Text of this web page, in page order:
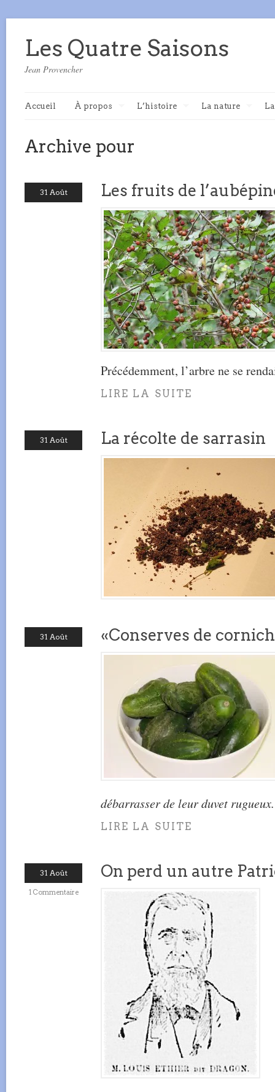
Les Quatre Saisons
Jean Provencher
Accueil À propos L’histoire La nature
Archive pour
31 Août Les fruits de
Précédemment, l’arbre ne se
LIRE LA SUITE
31 Août La récolte de sarrasin
31 Août «Conserves de
débarrasser de leur duvet rugueux.
LIRE LA SUITE
31 Août
1 Commentaire
On perd un autre